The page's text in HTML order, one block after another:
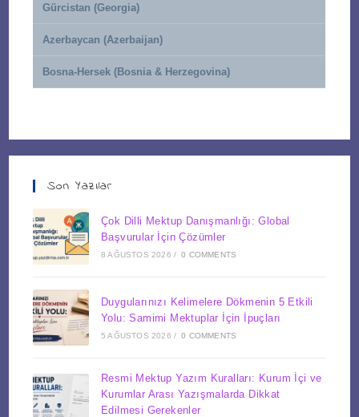
Gürcistan (Georgia)
Azerbaycan (Azerbaijan)
Bosna-Hersek (Bosnia & Herzegovina)
Son Yazılar
Çok Dilli Mektup Danışmanlığı: Global
Başvurular İçin Çözümler
8 AĞUSTOS 2026 / 0 COMMENTS
Duygularınızı Kelimelere Dökmenin 5 Etkili
Yolu: Samimi Mektuplar İçin İpuçları
5 AĞUSTOS 2026 / 0 COMMENTS
Resmi Mektup Yazım Kuralları: Kurum İçi ve
Kurumlar Arası Yazışmalarda Dikkat
Edilmesi Gerekenler